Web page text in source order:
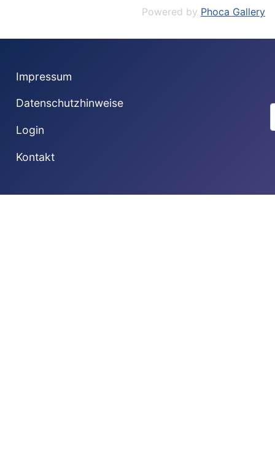
Powered by Phoca Gallery
Impressum
Datenschutzhinweise
Login
Kontakt